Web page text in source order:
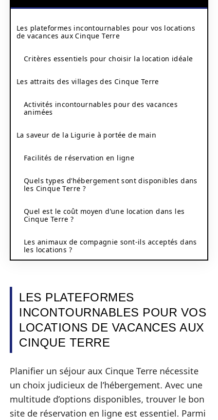
Les plateformes incontournables pour vos locations
de vacances aux Cinque Terre
Critères essentiels pour choisir la location idéale
Les attraits des villages des Cinque Terre
Activités incontournables pour des vacances
animées
La saveur de la Ligurie à portée de main
Facilités de réservation en ligne
Quels types d’hébergement sont disponibles dans
les Cinque Terre ?
Quel est le coût moyen d’une location dans les
Cinque Terre ?
Les animaux de compagnie sont-ils acceptés dans
les locations ?
LES PLATEFORMES
INCONTOURNABLES POUR VOS
LOCATIONS DE VACANCES AUX
CINQUE TERRE
Planifier un séjour aux Cinque Terre nécessite
un choix judicieux de l’hébergement. Avec une
multitude d’options disponibles, trouver le bon
site de réservation en ligne est essentiel. Parmi